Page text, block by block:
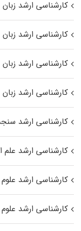
کارشناسی ارشد
کارشناسی ارشد
کارشناسی ارشد زبان
کارشناسی ارشد
کارشناسی ارشد
کارشناسی ارشد
کارشناسی ارشد
کارشناسی ارشد